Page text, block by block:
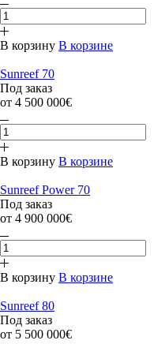
В корзину В корзине
Sunreef 70
Под заказ
от 4 500 000€
В корзину В корзине
Sunreef Power 70
Под заказ
от 4 900 000€
В корзину В корзине
Sunreef 80
Под заказ
от 5 500 000€